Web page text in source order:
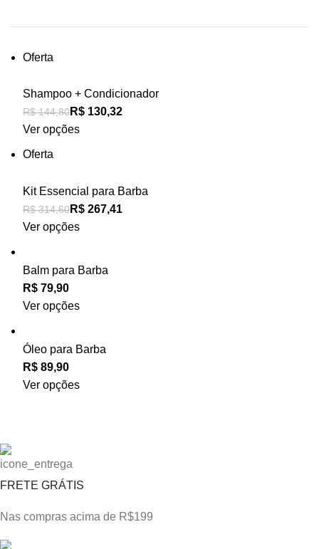
Oferta
Shampoo + Condicionador
R$
R$
Ver opções
Oferta
Kit Essencial para Barba
R$
R$
Ver opções
Balm para Barba
Ver opções
Óleo para Barba
Ver opções
FRETE GRÁTIS
Nas compras acima de R$199